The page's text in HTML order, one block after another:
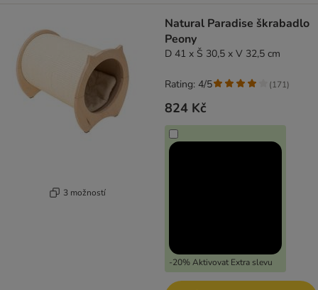
3 možností
Natural Paradise škrabadlo
Peony
D 41 x Š 30,5 x V 32,5 cm
824 Kč
-20% Aktivovat Extra slevu
Rating: 4/5 (171)